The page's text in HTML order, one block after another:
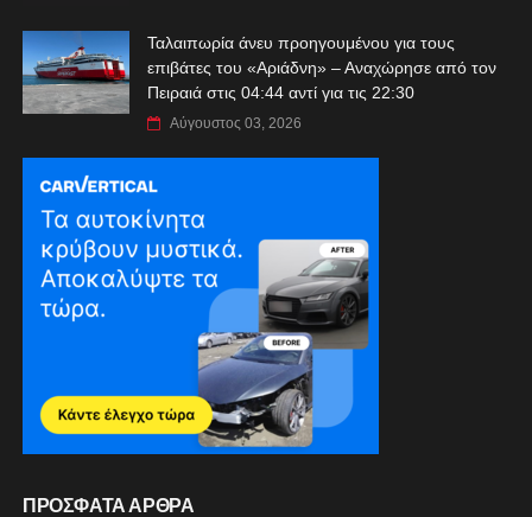
Ταλαιπωρία άνευ προηγουμένου για τους
επιβάτες του «Αριάδνη» – Αναχώρησε από τον
Πειραιά στις 04:44 αντί για τις 22:30
Αύγουστος 03, 2026
ΠΡΟΣΦΑΤΑ ΑΡΘΡΑ